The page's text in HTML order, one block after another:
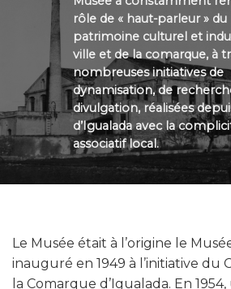
rôle de « haut-parleur » du
patrimoine culturel et
ville et de la comarque, à
nombreuses initiatives de
dynamisation, de
divulgation, réalisées
d’Igualada avec la
associatif local.
Le Musée était à l’origine le
inauguré en 1949 à l’initiative du
la Comarque d’Igualada. En